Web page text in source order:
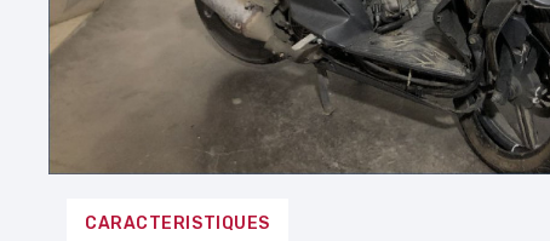
CARACTERISTIQUES